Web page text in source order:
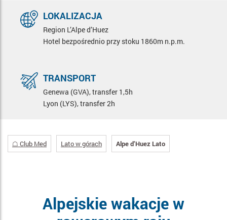
LOKALIZACJA
Region L’Alpe d’Huez
Hotel bezpośrednio przy stoku 1860m n.p.m.
TRANSPORT
Genewa (GVA), transfer 1,5h
Lyon (LYS), transfer 2h
☖ Club Med Lato w górach Alpe d’Huez Lato
Alpejskie wakacje w